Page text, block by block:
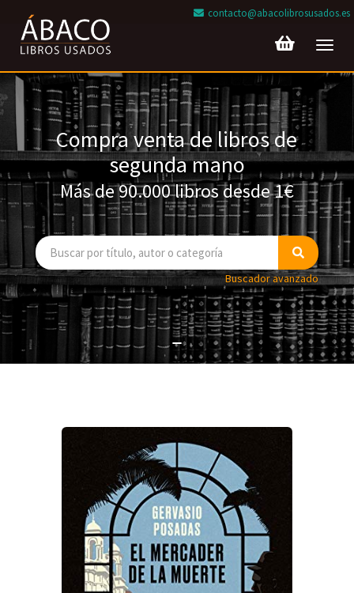
contacto@abacolibrosusados.es
Compra venta de libros de
segunda mano
Más de 90.000 libros desde 1€
Buscador avanzado